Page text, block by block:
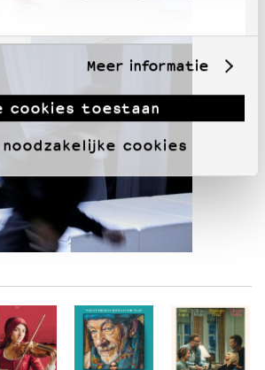
Meer informatie
cookies toestaan
noodzakelijke cookies